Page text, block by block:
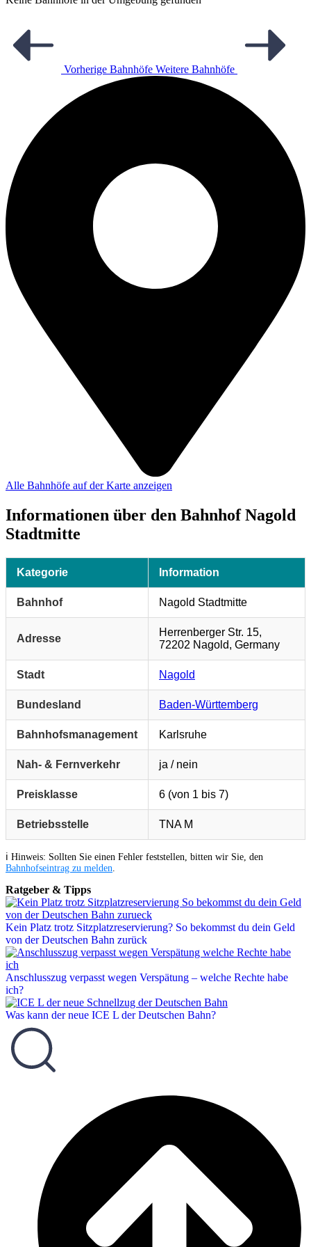
Vorherige Bahnhöfe Weitere Bahnhöfe
Alle Bahnhöfe auf der Karte anzeigen
Informationen über den Bahnhof Nagold
Stadtmitte
Kategorie Information
Bahnhof Nagold Stadtmitte
Adresse
Herrenberger Str. 15,
72202 Nagold, Germany
Stadt Nagold
Bundesland Baden-Württemberg
Bahnhofsmanagement Karlsruhe
Nah- & Fernverkehr ja / nein
Preisklasse 6 (von 1 bis 7)
Betriebsstelle TNA M
ℹ️ Hinweis: Sollten Sie einen Fehler feststellen, bitten wir Sie, den
Bahnhofseintrag zu melden
Ratgeber & Tipps
Kein Platz trotz Sitzplatzreservierung? So bekommst du dein Geld
von der Deutschen Bahn zurück
Anschlusszug verpasst wegen Verspätung – welche Rechte habe
ich?
Was kann der neue ICE L der Deutschen Bahn?